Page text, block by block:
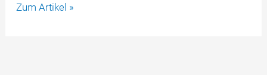
OLG
Zum Artikel »